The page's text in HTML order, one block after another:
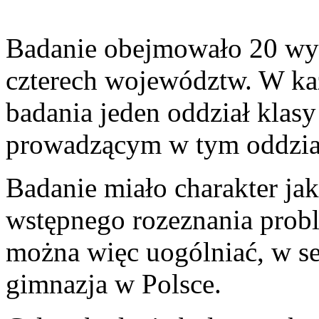
Badanie obejmowało 20
czterech województw. W
badania jeden oddział
prowadzącym w tym
Badanie miało charakter
wstępnego rozeznania
można więc uogólniać, w
gimnazja w Polsce.